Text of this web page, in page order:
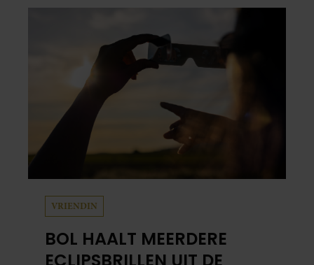
VRIENDIN
BOL HAALT MEERDERE